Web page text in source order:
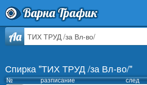
Варна Трафик
Спирка
Разписание
Aa
Спирка "ТИХ ТРУД /за Вл-во/"
№ разписание след